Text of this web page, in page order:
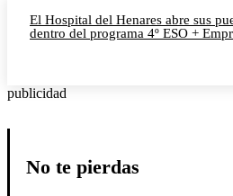
El Hospital del Henares abre sus
dentro del programa 4º ESO +
publicidad
No te pierdas